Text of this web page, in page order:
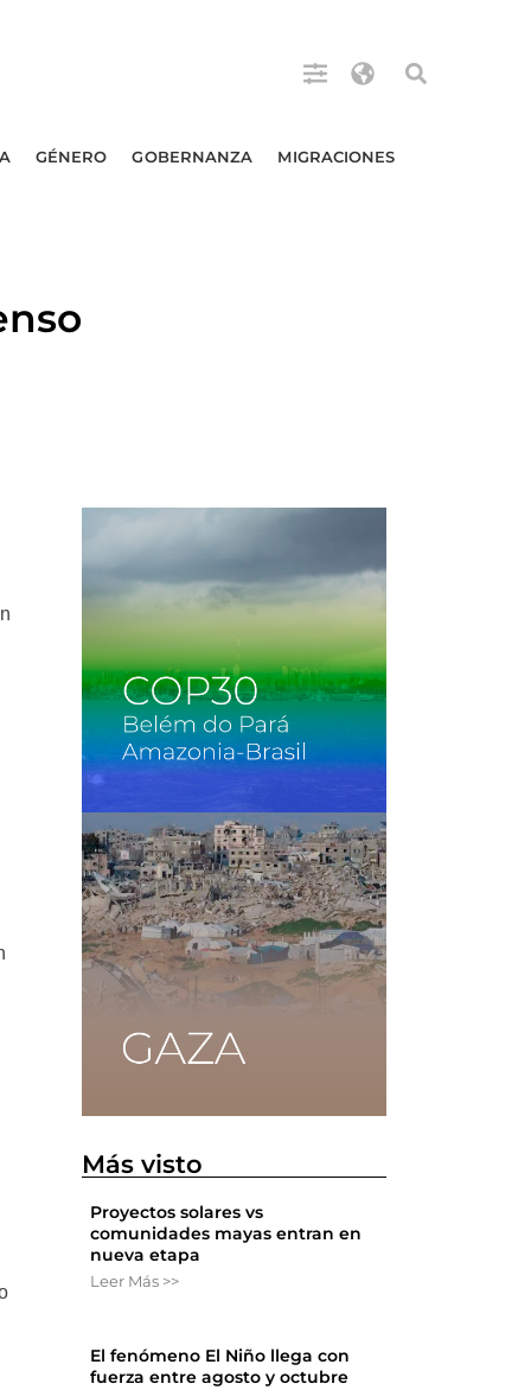
GÉNERO GOBERNANZA MIGRACIONES
Más visto
Proyectos solares vs
comunidades mayas entran en
nueva etapa
Leer Más >>
El fenómeno El Niño llega con
fuerza entre agosto y octubre